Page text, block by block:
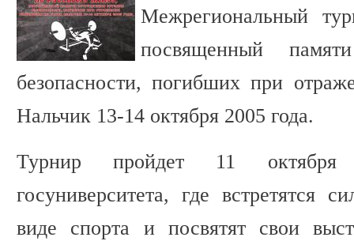
Межрегиональный
посвященный
безопасности, погибших при
Нальчик 13-14 октября 2005 года.
Турнир пройдет 11
госуниверситета, где встретятся
виде спорта и посвятят свои